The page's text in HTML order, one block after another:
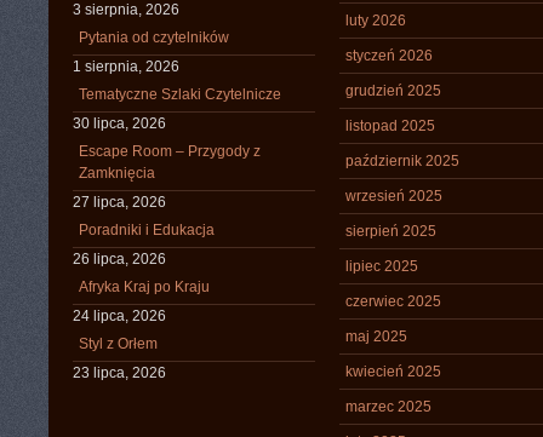
3 sierpnia, 2026
Pytania od czytelników
1 sierpnia, 2026
Tematyczne Szlaki Czytelnicze
30 lipca, 2026
Escape Room – Przygody z
Zamknięcia
27 lipca, 2026
Poradniki i Edukacja
26 lipca, 2026
Afryka Kraj po Kraju
24 lipca, 2026
Styl z Orłem
23 lipca, 2026
luty 2026
styczeń 2026
grudzień 2025
listopad 2025
październik 2025
wrzesień 2025
sierpień 2025
lipiec 2025
czerwiec 2025
maj 2025
kwiecień 2025
marzec 2025